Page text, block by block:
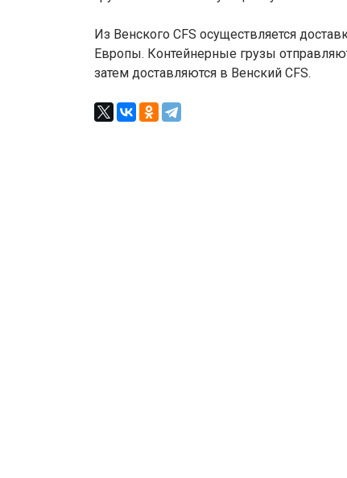
Из Венского CFS осуществляется
Европы. Контейнерные грузы
затем доставляются в Венский CFS.